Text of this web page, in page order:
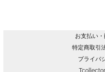
お支払い
特定商取引
プライバ